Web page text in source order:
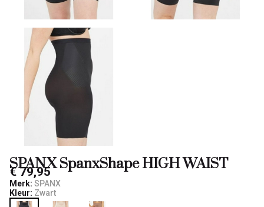
Qulotte
SPANX SpanxShape HIGH WAIST
€ 79,95
Merk: SPANX
Kleur: Zwart